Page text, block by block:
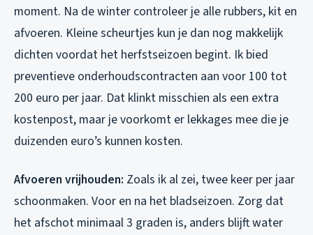
moment. Na de winter controleer je alle rubbers, kit en
afvoeren. Kleine scheurtjes kun je dan nog makkelijk
dichten voordat het herfstseizoen begint. Ik bied
preventieve onderhoudscontracten aan voor 100 tot
200 euro per jaar. Dat klinkt misschien als een extra
kostenpost, maar je voorkomt er lekkages mee die je
duizenden euro’s kunnen kosten.
Afvoeren vrijhouden: Zoals ik al zei, twee keer per jaar
schoonmaken. Voor en na het bladseizoen. Zorg dat
het afschot minimaal 3 graden is, anders blijft water